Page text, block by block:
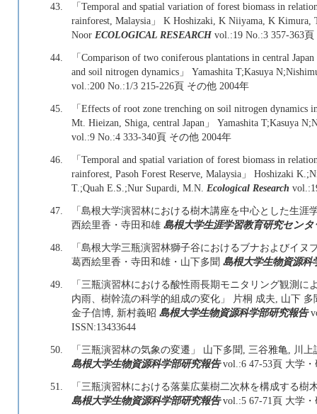
43.
「Temporal and spatial variation of forest biomass in
rainforest, Malaysia」 K Hoshizaki, K Niiyama, K Kimura,
Noor ECOLOGICAL RESEARCH vol.:19 No.:3 357-363
44.
「Comparison of two coniferous plantations in central
and soil nitrogen dynamics」 Yamashita T;Kasuya
vol.:200 No.:1/3 215-226頁 その他 2004年
45.
「Effects of root zone trenching on soil nitrogen dynamics
Mt. Hieizan, Shiga, central Japan」 Yamashita T;Kasuya
vol.:9 No.:4 333-340頁 その他 2004年
46.
「Temporal and spatial variation of forest biomass in
rainforest, Pasoh Forest Reserve, Malaysia」 Hoshizaki
T.;Quah E.S.;Nur Supardi, M.N. Ecological Research
47.
「島根大学演習林における樹木講座を中心とした生
西絵里香・寺田和雄 島根大学生涯学習教育研究センタ
48.
「島根大学三瓶演習林獅子谷におけるブナおよびイ
葛西絵里香・寺田和雄・山下多聞 島根大学生物資源科
49.
「三瓶演習林における酸性雨長期モニタリング観測
内雨、樹幹流の科学的組成の変化」 片桐 成夫, 山下
金子信博, 新村義昭 島根大学生物資源科学部研究報告
ISSN:13433644
50.
「三瓶演習林の気象の変遷」 山下多聞, 三谷雅亀, 川
島根大学生物資源科学部研究報告vol.:6 47-53頁 大学・
51.
「三瓶演習林における落葉広葉樹二次林を構成する
島根大学生物資源科学部研究報告vol.:5 67-71頁 大学・